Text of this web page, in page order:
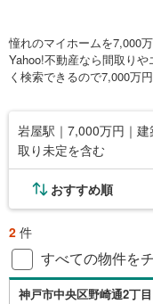
憧れのマイホームを7,000
Yahoo!不動産なら間取り
く検索できるので7,000万
岩屋駅｜7,000万円｜
取り未定を含む
おすすめ順
2 件
すべての物件を
神戸市中央区野崎通2丁目